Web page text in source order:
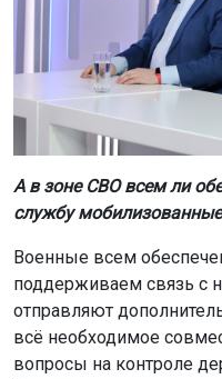
А в зоне СВО всем ли
службу
Военные всем
поддерживаем связь с
отправляют
всё необходимое
вопросы на контроле